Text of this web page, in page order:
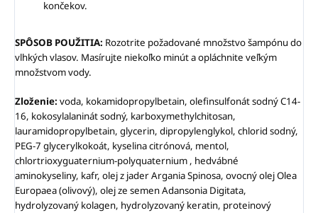
končekov.
SPÔSOB POUŽITIA: Rozotrite požadované množstvo šampónu do
vlhkých vlasov. Masírujte niekoľko minút a opláchnite veľkým
množstvom vody.
Zloženie: voda, kokamidopropylbetain, olefinsulfonát sodný C14-
16, kokosylalaninát sodný, karboxymethylchitosan,
lauramidopropylbetain, glycerin, dipropylenglykol, chlorid sodný,
PEG-7 glycerylkokoát, kyselina citrónová, mentol,
chlortrioxyguaternium-polyquaternium , hedvábné
aminokyseliny, kafr, olej z jader Argania Spinosa, ovocný olej Olea
Europaea (olivový), olej ze semen Adansonia Digitata,
hydrolyzovaný kolagen, hydrolyzovaný keratin, proteinový